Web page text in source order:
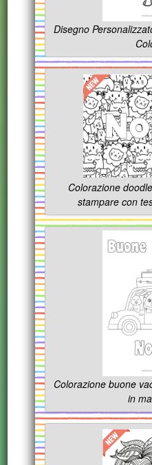
Disegno
Colorazione
stampare con
Colorazione buone
in